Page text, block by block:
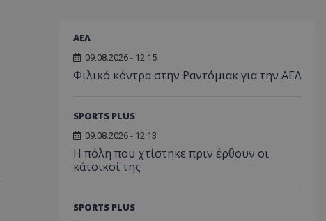
ΑΕΛ
09.08.2026 - 12:15
Φιλικό κόντρα στην Ραντόμιακ για την ΑΕΛ
SPORTS PLUS
09.08.2026 - 12:13
Η πόλη που χτίστηκε πριν έρθουν οι
κάτοικοί της
SPORTS PLUS